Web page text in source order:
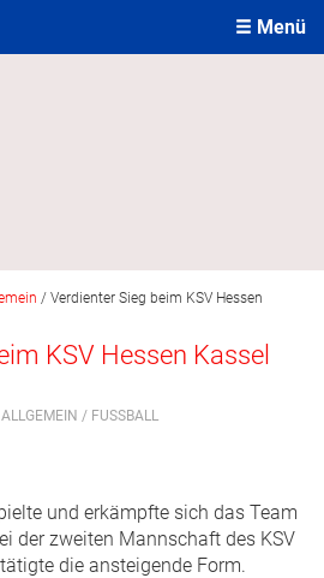
Menü
/ Verdienter Sieg beim KSV Hessen
KSV Hessen Kassel
ALLGEMEIN / FUSSBALL
und erkämpfte sich das Team
der zweiten Mannschaft des KSV
die ansteigende Form.